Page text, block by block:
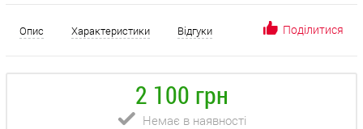
Опис Характеристики Відгуки Поділитися
2 100 грн
Немає в наявності